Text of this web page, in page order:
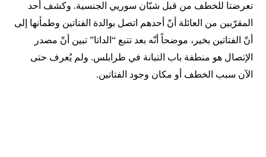
تعرضتا للخطف من قبل شبّان سوريي الجنسية. وكشف أحد
المقرّبين من العائلة أنّ أحدهم اتصل بوالدة الفتاتين وطمأنها إلى
أنّ الفتاتين بخير، موضحاً أنّه بعد تتبع “ الداتا”تبين أنّ مصدر
الإتصال هو منطفة باب التبانة في طرابلس. ولم يُعرف حتى
الآن سبب الخطف أو مكان وجود الفتاتين.